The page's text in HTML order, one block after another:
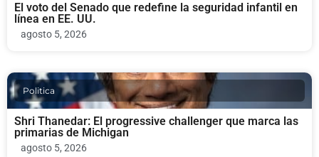
El voto del Senado que redefine la seguridad infantil en
línea en EE. UU.
agosto 5, 2026
Politica
Shri Thanedar: El progressive challenger que marca las
primarias de Michigan
agosto 5, 2026